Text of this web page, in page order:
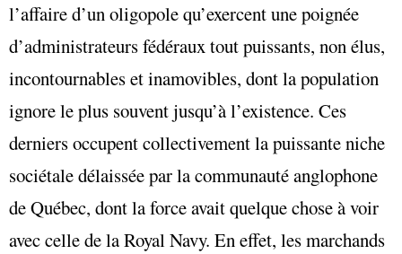
l’affaire d’un oligopole qu’exercent une poignée
d’administrateurs fédéraux tout puissants, non élus,
incontournables et inamovibles, dont la population
ignore le plus souvent jusqu’à l’existence. Ces
derniers occupent collectivement la puissante niche
sociétale délaissée par la communauté anglophone
de Québec, dont la force avait quelque chose à voir
avec celle de la Royal Navy. En effet, les marchands